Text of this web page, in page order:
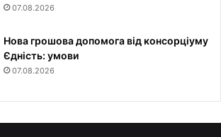
07.08.2026
Нова грошова допомога від консорціуму
Єдність: умови
07.08.2026